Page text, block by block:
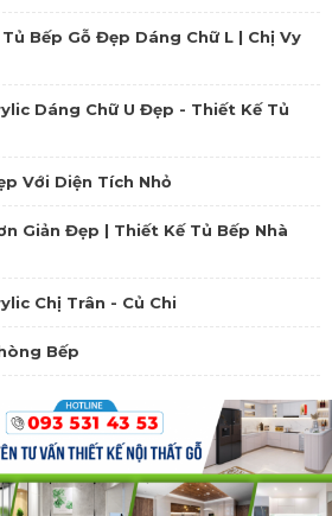
Bếp Gỗ Đẹp Dáng Chữ L | Chị Vy
Dáng Chữ U Đẹp - Thiết Kế Tủ
Với Diện Tích Nhỏ
Giản Đẹp | Thiết Kế Tủ Bếp Nhà
Chị Trân - Củ Chi
Bếp